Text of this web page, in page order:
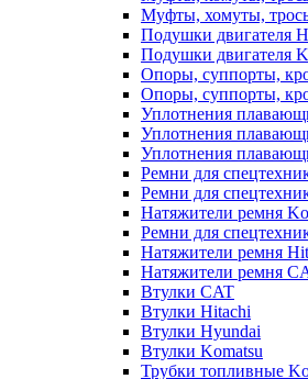
Муфты, хомуты,
Подушки двигателя
Подушки двигателя
Опоры, суппорты,
Опоры, суппорты,
Уплотнения
Уплотнения
Уплотнения
Ремни для
Ремни для
Натяжители ремня
Ремни для
Натяжители ремня
Натяжители ремня
Втулки CAT
Втулки Hitachi
Втулки Hyundai
Втулки Komatsu
Трубки топливные